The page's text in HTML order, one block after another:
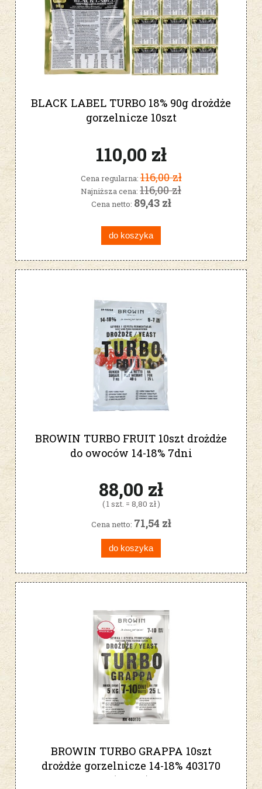
BLACK LABEL TURBO 18% 90g drożdże
gorzelnicze 10szt
110,00 zł
Cena regularna:116,00 zł
Najniższa cena: 116,00 zł
Cena netto: 89,43 zł
do koszyka
BROWIN TURBO FRUIT 10szt drożdże
do owoców 14-18% 7dni
88,00 zł
( 1 szt. = 8,80 zł )
Cena netto: 71,54 zł
do koszyka
BROWIN TURBO GRAPPA 10szt
drożdże gorzelnicze 14-18% 403170
(10SZT)